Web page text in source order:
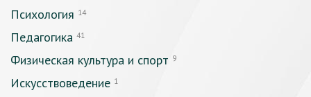
Психология 14
Педагогика 41
Физическая культура и спорт 9
Искусствоведение 1